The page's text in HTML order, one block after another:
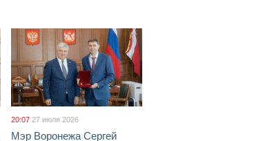
20:07 27 июля 2026
Мэр Воронежа Сергей